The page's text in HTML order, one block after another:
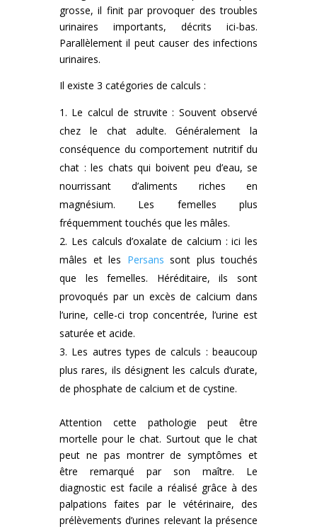
grosse, il finit par provoquer des troubles
urinaires importants, décrits ici-bas.
Parallèlement il peut causer des infections
urinaires.
Il existe 3 catégories de calculs :
Le calcul de struvite : Souvent observé
chez le chat adulte. Généralement la
conséquence du comportement nutritif du
chat : les chats qui boivent peu d’eau, se
nourrissant d’aliments riches en
magnésium. Les femelles plus
fréquemment touchés que les mâles.
Les calculs d’oxalate de calcium : ici les
mâles et les Persans sont plus touchés
que les femelles. Héréditaire, ils sont
provoqués par un excès de calcium dans
l’urine, celle-ci trop concentrée, l’urine est
saturée et acide.
Les autres types de calculs : beaucoup
plus rares, ils désignent les calculs d’urate,
de phosphate de calcium et de cystine.
Attention cette pathologie peut être
mortelle pour le chat. Surtout que le chat
peut ne pas montrer de symptômes et
être remarqué par son maître. Le
diagnostic est facile a réalisé grâce à des
palpations faites par le vétérinaire, des
prélèvements d’urines relevant la présence